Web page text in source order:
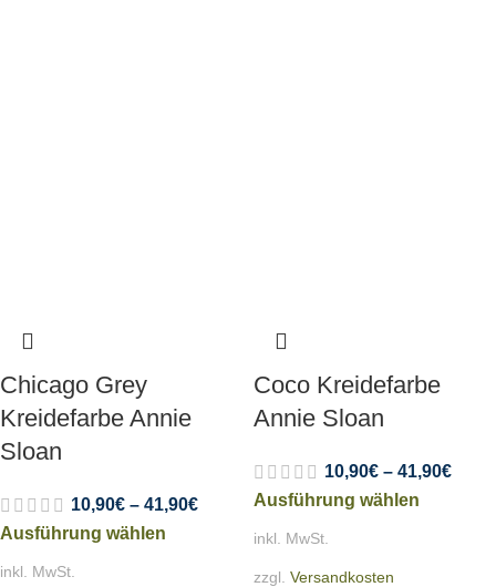
Chicago Grey
Kreidefarbe Annie
Sloan
10,90€ – 41,90€
Ausführung wählen
inkl. MwSt.
Coco Kreidefarbe
Annie Sloan
10,90€ – 41,90€
Ausführung wählen
inkl. MwSt.
zzgl. Versandkosten